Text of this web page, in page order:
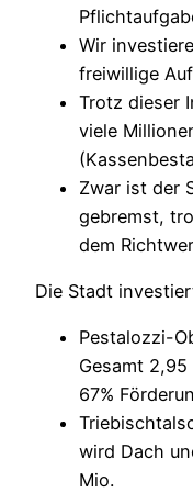
Wir
freiwillige
Trotz dieser
viele
Zwar ist der
gebremst,
dem
Die Stadt
Pestalozzi-
Gesamt 2,95
67%
wird Dach
Mio.